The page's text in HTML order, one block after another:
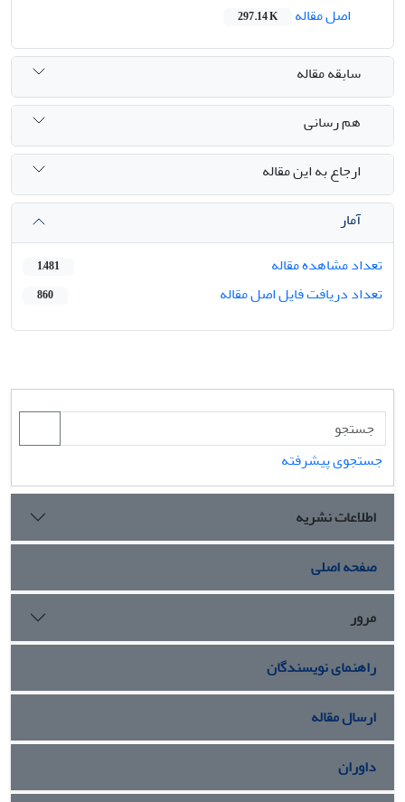
اصل مقاله
297.14 K
سابقه مقاله
هم رسانی
ارجاع به این مقاله
آمار
تعداد مشاهده مقاله
1,481
تعداد دریافت فایل اصل مقاله 860
جستجوی پیشرفته
اطلاعات نشریه
صفحه اصلی
مرور
راهنمای نویسندگان
ارسال مقاله
داوران